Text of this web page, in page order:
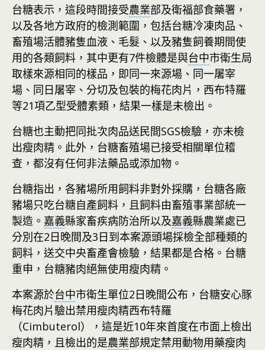
台糖表示，這段時間接受農業部及衛福部食藥署，
以及各地方政府的檢測範圍，包括台糖冷凍肉品、
畜殖場活體豬隻血液、毛髮、以及豬隻飼養期間使
用的各類飼料，其中更有7件檢體是與台中市衛生局
取樣來源相同的樣品，即同一來源場、同一屠宰
場、同日屠宰、分切及包裝的梅花肉片，西布特羅
等21項乙型受體素類，結果一樣是未檢出。
台糖也主動把同批次肉品送民間SGS檢驗，亦未檢
出瘦肉精。此外，台糖畜殖場已接受相關單位稽
查，都沒有任何非法藥品或添加物。
台糖指出，各豬場所用飼料非對外採購，台糖各廠
豬場只吃台糖自產飼料，且飼料由畜殖事業部統一
製造。 嘉義縣家畜疾病防治所以及嘉義縣農業處已
分別在2日晚間及3日到本案源頭場採檢全部種類的
飼料，送交中央畜產會檢驗，結果都是合格。台糖
重申，台糖豬肉絕無使用瘦肉精。
本案源於台中市衛生單位2日晚間公布，台糖安心豚
梅花肉片驗出禁用瘦肉精西布特羅
（Cimbuterol），這是近10年來首度在市面上檢出
瘦肉精，且檢出的是農業部規定禁用動物用藥瘦肉